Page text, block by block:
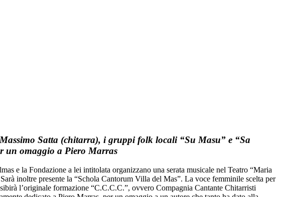
Satta (chitarra), i gruppi folk locali “Su Masu” e “Sa
un omaggio a Piero Marras
e la Fondazione a lei intitolata organizzano una serata musicale nel Teatro “Maria
inoltre presente la “Schola Cantorum Villa del Mas”. La voce femminile scelta per
l’originale formazione “C.C.C.C.”, ovvero Compagnia Cantante Chitarristi